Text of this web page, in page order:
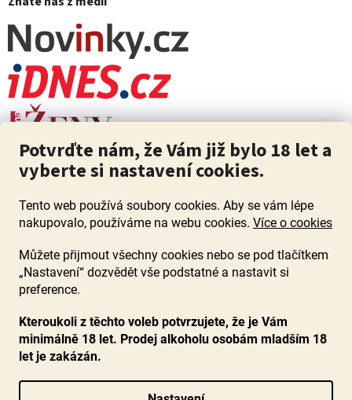
Potvrďte nám, že Vám již bylo 18 let a
vyberte si nastavení cookies.
Tento web používá soubory cookies. Aby se vám lépe
nakupovalo, používáme na webu cookies. Více o cookies
Můžete přijmout všechny cookies nebo se pod tlačítkem
„Nastavení“ dozvědět vše podstatné a nastavit si
preference.
Kteroukoli z těchto voleb potvrzujete, že je Vám
minimálně 18 let. Prodej alkoholu osobám mladším 18
let je zakázán.
ZÁKAZ PRODEJE ALKOHOLU OSOBÁM MLADŠÍM 18 LET. Pijte s
mírou i když pijete s Mírou.